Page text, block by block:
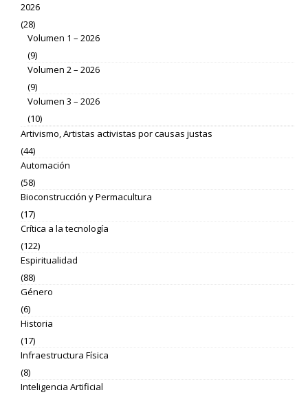
2026
(28)
Volumen 1 – 2026
(9)
Volumen 2 – 2026
(9)
Volumen 3 – 2026
(10)
Artivismo, Artistas activistas por causas justas
(44)
Automación
(58)
Bioconstrucción y Permacultura
(17)
Crítica a la tecnología
(122)
Espiritualidad
(88)
Género
(6)
Historia
(17)
Infraestructura Física
(8)
Inteligencia Artificial